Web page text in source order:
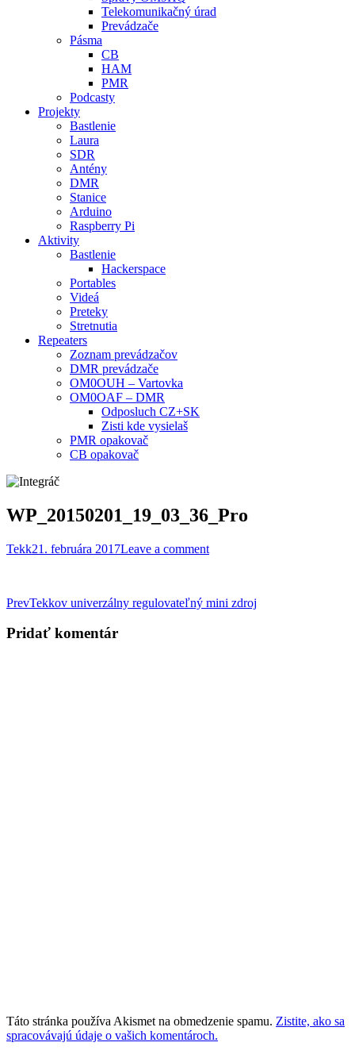
Telekomunikačný úrad
Prevádzače
Pásma
CB
HAM
PMR
Podcasty
Projekty
Bastlenie
Laura
SDR
Antény
DMR
Stanice
Arduino
Raspberry Pi
Aktivity
Bastlenie
Hackerspace
Portables
Videá
Preteky
Stretnutia
Repeaters
Zoznam prevádzačov
DMR prevádzače
OM0OUH – Vartovka
OM0OAF – DMR
Odposluch CZ+SK
Zisti kde vysielaš
PMR opakovač
CB opakovač
WP_20150201_19_03_36_Pro
Tekk21. februára 2017Leave a comment
Post
navigation
PrevTekkov univerzálny regulovateľný mini zdroj
Pridať komentár
Táto stránka používa Akismet na obmedzenie spamu. Zistite, ako sa
spracovávajú údaje o vašich komentároch.